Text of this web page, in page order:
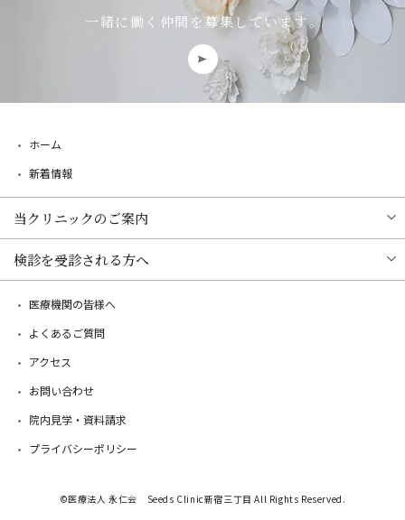
・受診される方に関する磁気共鳴信号をコンピューター処理し、再構成画像
・体内に、心臓ペースメーカー、ICD（植え込み型除細動器）、人工内耳、
脳脊髄刺激電極、磁石式人工肛門、取り外せないタイプの入れ歯、可変圧バ
ルブシャントチューブなどの金属がある方は、検査を受けられません。
・妊娠している可能性のある方、または妊娠中で14週未満の方、閉所恐怖症
くMRIの中に入れない方などは、検査を受けられません。
・必ずしも疾患を発見・診断できるとは限りません。
○頭部MRI
るか自費診療（保険適用外）になるか異なります。自費診療になる場合は、
・MRI装置による検診を受ける場合、脳動脈クリップ、体内金属、インプラ
ントを埋入している方は検診を受けられない可能性があります。詳しくは医
・妊娠している可能性のある方、または妊娠中で14週未満の方、閉所恐怖症
などで狭いところに入れない方、長時間同じ姿勢が保てない方、お体が大き
・必ずしも疾患を発見・診断できるとは限りません。
一緒に働く仲間を募集しています。
ホーム
新着情報
当クリニックのご案内
検診を受診される方へ
医療機関の皆様へ
よくあるご質問
アクセス
お問い合わせ
院内見学・資料請求
プライバシーポリシー
©医療法人 永仁会 Seeds Clinic新宿三丁目 All Rights Reserved.